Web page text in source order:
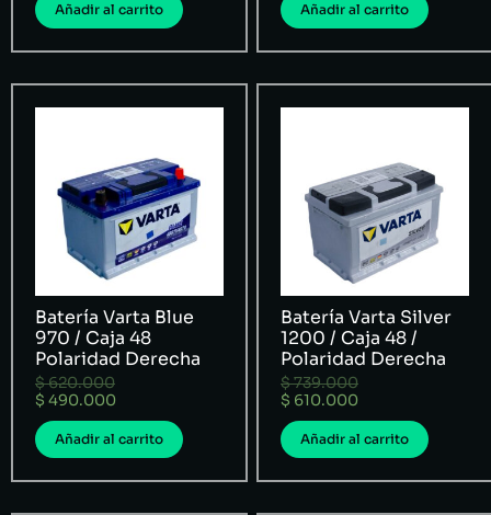
Añadir al carrito Añadir al carrito
Batería Varta Blue
970 / Caja 48
Polaridad Derecha
$620.000
$ 490.000
Añadir al carrito
Batería Varta Silver
1200 / Caja 48 /
Polaridad Derecha
$739.000
$ 610.000
Añadir al carrito